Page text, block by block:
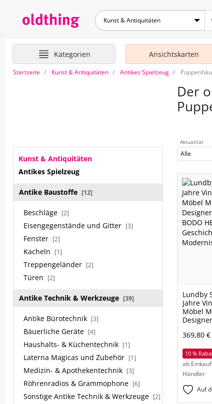
Kunst & Antiquitäten
Kategorien Ansichtskarten
Startseite Kunst & Antiquitäten Antikes Spielzeug
Der
Kunst & Antiquitäten
Antikes Spielzeug
Antike Baustoffe [12]
Beschläge [2]
Eisengegenstände und Gitter [3]
Fenster [2]
Kacheln [1]
Treppengeländer [2]
Türen [2]
Antike Technik & Werkzeuge [39]
Antike Bürotechnik [3]
Bäuerliche Geräte [4]
Haushalts- & Küchentechnik [1]
Laterna Magicas und Zubehör [1]
Medizin- & Apothekentechnik [3]
Röhrenradios & Grammophone [6]
Sonstige Antike Technik & Werkzeuge [2]
Aktualität
Alle
Lundby
Jahre
Möbel
369,80 €
10 %
ab
Händler
Auf